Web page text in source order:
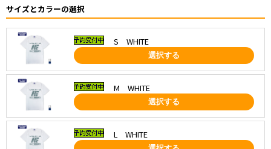
サイズとカラーの選択
S WHITE
選択する
M WHITE
選択する
L WHITE